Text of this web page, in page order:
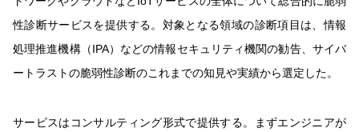
性診断サービスを提供する。対象となる領域の診断項目は、情報
処理推進機構（IPA）などの情報セキュリティ機関の勧告、サイバ
ートラストの脆弱性診断のこれまでの知見や実績から選定した。
サービスはコンサルティング形式で提供する。まずエンジニアが